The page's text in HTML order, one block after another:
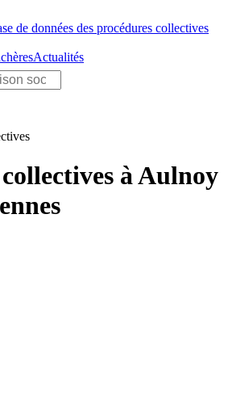
de données des procédures collectives
Actualités
à Aulnoy